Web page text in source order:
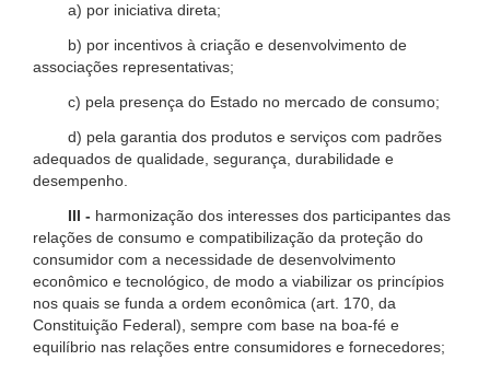
a) por iniciativa direta;
b) por incentivos à criação e desenvolvimento de
associações representativas;
c) pela presença do Estado no mercado de consumo;
d) pela garantia dos produtos e serviços com padrões
adequados de qualidade, segurança, durabilidade e
desempenho.
III - harmonização dos interesses dos participantes das
relações de consumo e compatibilização da proteção do
consumidor com a necessidade de desenvolvimento
econômico e tecnológico, de modo a viabilizar os princípios
nos quais se funda a ordem econômica (art. 170, da
Constituição Federal), sempre com base na boa-fé e
equilíbrio nas relações entre consumidores e fornecedores;